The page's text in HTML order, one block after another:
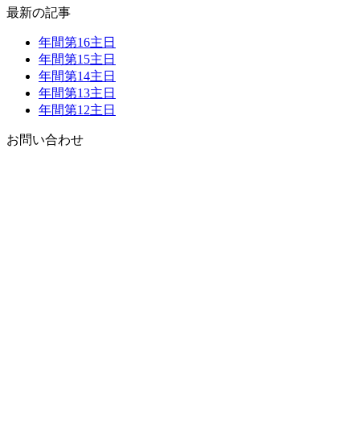
最新の記事
年間第16主日
年間第15主日
年間第14主日
年間第13主日
年間第12主日
お問い合わせ